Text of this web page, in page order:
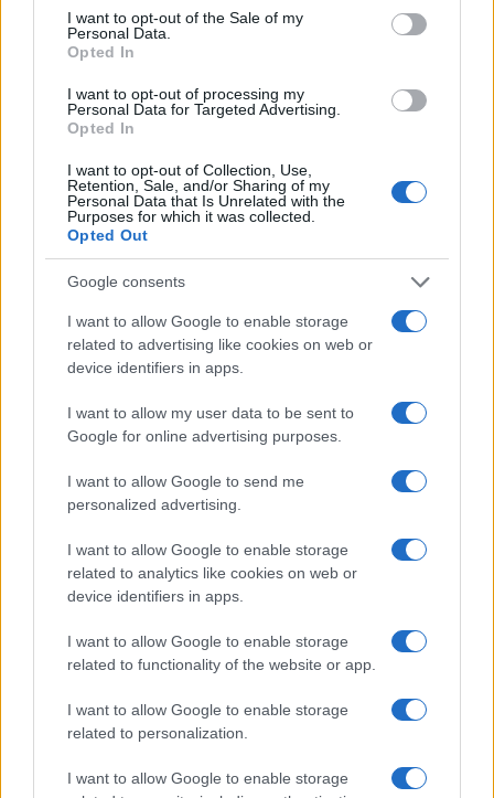
consent section.
I want to opt-out of the Sale of my
Personal Data.
Opted In
I want to opt-out of processing my
Personal Data for Targeted Advertising.
Opted In
I want to opt-out of Collection, Use,
Retention, Sale, and/or Sharing of my
Personal Data that Is Unrelated with the
Purposes for which it was collected.
Opted Out
Google consents
I want to allow Google to enable storage
related to advertising like cookies on web or
device identifiers in apps.
I want to allow my user data to be sent to
Google for online advertising purposes.
I want to allow Google to send me
personalized advertising.
I want to allow Google to enable storage
related to analytics like cookies on web or
device identifiers in apps.
I want to allow Google to enable storage
related to functionality of the website or app.
I want to allow Google to enable storage
related to personalization.
I want to allow Google to enable storage
Continua a leggere
SERVIZI PER LE AZIENDE